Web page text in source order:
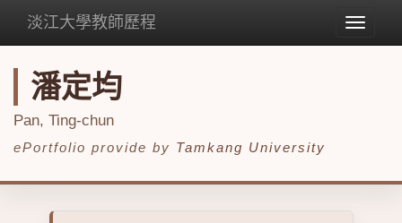
Toggle
淡江大學教師歷程
潘定均
Pan, Ting-chun
ePortfolio provide by Tamkang University